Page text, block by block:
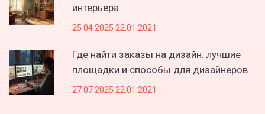
интерьера
25 04 2025 22.01.2021
Где найти заказы на дизайн: лучшие
площадки и способы для дизайнеров
27 07 2025 22.01.2021